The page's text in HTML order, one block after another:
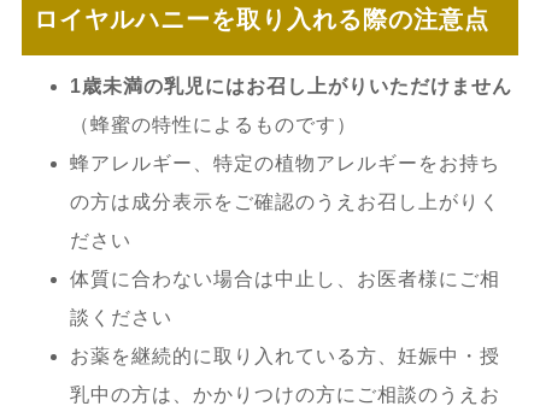
ロイヤルハニーを取り入れる際の注意点
1歳未満の乳児にはお召し上がりいただけません
（蜂蜜の特性によるものです）
蜂アレルギー、特定の植物アレルギーをお持ち
の方は成分表示をご確認のうえお召し上がりく
ださい
体質に合わない場合は中止し、お医者様にご相
談ください
お薬を継続的に取り入れている方、妊娠中・授
乳中の方は、かかりつけの方にご相談のうえお